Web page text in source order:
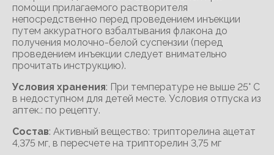
помощи прилагаемого растворителя
непосредственно перед проведением инъекции
путем аккуратного взбалтывания флакона до
получения молочно-белой суспензии (перед
проведением инъекции следует внимательно
прочитать инструкцию).
Условия хранения: При температуре не выше 25° С
в недоступном для детей месте. Условия отпуска из
аптек.: по рецепту.
Состав: Активный вещество: трипторелина ацетат
4,375 мг, в пересчете на трипторелин 3,75 мг